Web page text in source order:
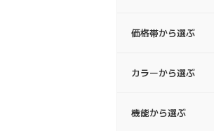
価格帯から選ぶ
カラーから選ぶ
機能から選ぶ